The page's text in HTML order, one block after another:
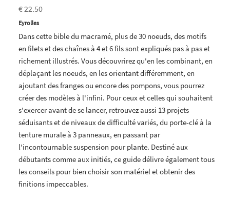
€ 22.50
Eyrolles
Dans cette bible du macramé, plus de 30 noeuds, des motifs
en filets et des chaînes à 4 et 6 fils sont expliqués pas à pas et
richement illustrés. Vous découvri­rez qu'en les combinant, en
déplaçant les noeuds, en les orientant différemment, en
ajoutant des franges ou encore des pom­pons, vous pourrez
créer des modèles à l'infini. Pour ceux et celles qui souhaitent
s'exercer avant de se lancer, retrouvez aussi 13 projets
séduisants et de niveaux de difficulté variés, du porte-clé à la
ten­ture murale à 3 panneaux, en passant par
l'incontournable suspension pour plante. Destiné aux
débutants comme aux ini­tiés, ce guide délivre également tous
les conseils pour bien choisir son matériel et obtenir des
finitions impeccables.